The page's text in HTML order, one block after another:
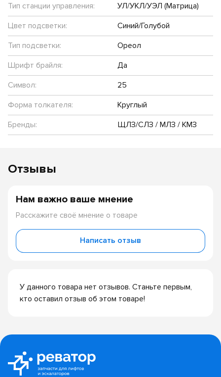
Тип станции управления:
УЛ/УКЛ/УЭЛ (Матрица)
Цвет подсветки:
Синий/Голубой
Тип подсветки:
Ореол
Шрифт брайля:
Да
Символ:
25
Форма толкателя:
Круглый
Бренды:
ЩЛЗ/СЛЗ / МЛЗ / КМЗ
Отзывы
У данного товара нет отзывов. Станьте первым,
кто оставил отзыв об этом товаре!
Нам важно ваше мнение
Расскажите своё мнение о товаре
Написать отзыв